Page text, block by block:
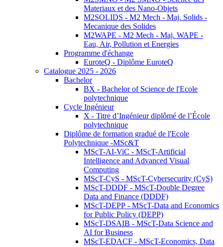
Materiaux et des Nano-Objets
M2SOLIDS - M2 Mech - Maj. Solids -
Mecanique des Solides
M2WAPE - M2 Mech - Maj. WAPE -
Eau, Air, Pollution et Energies
Programme d'échange
EuroteQ - Diplôme EuroteQ
Catalogue 2025 - 2026
Bachelor
BX - Bachelor of Science de l'Ecole
polytechnique
Cycle Ingénieur
X - Titre d’Ingénieur diplômé de l’École
polytechnique
Diplôme de formation gradué de l'Ecole
Polytechnique -MSc&T
MScT-AI-ViC - MScT-Artificial
Intelligence and Advanced Visual
Computing
MScT-CyS - MScT-Cybersecurity (CyS)
MScT-DDDF - MScT-Double Degree
Data and Finance (DDDF)
MScT-DEPP - MScT-Data and Economics
for Public Policy (DEPP)
MScT-DSAIB - MScT-Data Science and
AI for Business
MScT-EDACF - MScT-Economics, Data